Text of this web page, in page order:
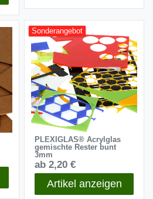
Sonderangebot
PLEXIGLAS® Acrylglas
gemischte Rester bunt
3mm
ab 2,20 €
Artikel anzeigen